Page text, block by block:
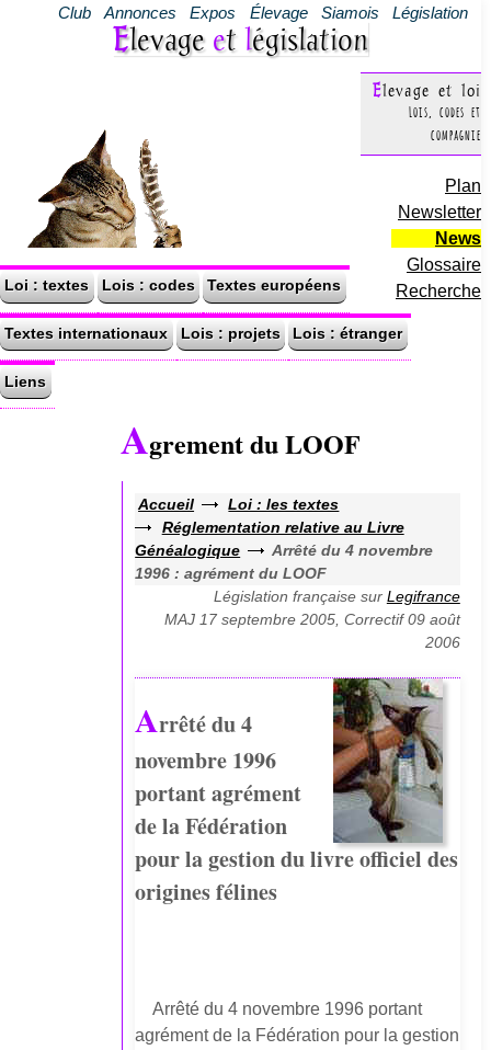
Club Annonces Expos Élevage Siamois Législation
Elevage et législation
Elevage et loi
Lois, codes et
compagnie
Plan
Newsletter
News
Glossaire
Recherche
Loi : textes Lois : codes Textes européens
Textes internationaux Lois : projets Lois : étranger
Liens
Agrement du LOOF
Accueil
Loi : les textes
Réglementation relative au Livre
Généalogique
Arrêté du 4 novembre
1996 : agrément du LOOF
Législation française sur Legifrance
MAJ 17 septembre 2005, Correctif 09 août
2006
Arrêté du 4
novembre 1996
portant agrément
de la Fédération
pour la gestion du livre officiel des
origines félines
Arrêté du 4 novembre 1996 portant
agrément de la Fédération pour la gestion